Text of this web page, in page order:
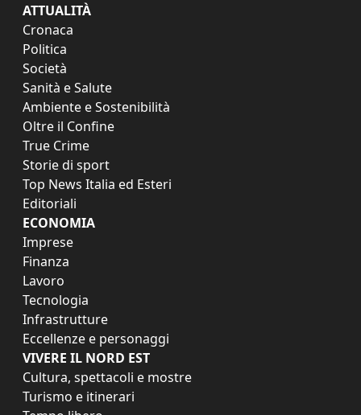
ATTUALITÀ
Cronaca
Politica
Società
Sanità e Salute
Ambiente e Sostenibilità
Oltre il Confine
True Crime
Storie di sport
Top News Italia ed Esteri
Editoriali
ECONOMIA
Imprese
Finanza
Lavoro
Tecnologia
Infrastrutture
Eccellenze e personaggi
VIVERE IL NORD EST
Cultura, spettacoli e mostre
Turismo e itinerari